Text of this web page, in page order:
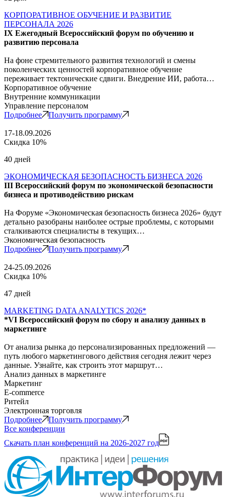
КОРПОРАТИВНОЕ ОБУЧЕНИЕ И РАЗВИТИЕ
ПЕРСОНАЛА 2026
IX Ежегодный Всероссийский форум по обучению и
развитию персонала
На фоне стремительного развития технологий и смены
поколенческих ценностей корпоративное обучение
переживает тектонические сдвиги. Внедрение ИИ, работа…
Корпоративное обучение
Внутренние коммуникации
Управление персоналом
Подробнее
Получить программу
17-18.09.2026
Скидка 10%
40 дней
ЭКОНОМИЧЕСКАЯ БЕЗОПАСНОСТЬ БИЗНЕСА 2026
III Всероссийский форум по экономической безопасности
бизнеса и противодействию рискам
На Форуме «Экономическая безопасность бизнеса 2026» будут
детально разобраны наиболее острые проблемы, с которыми
сталкиваются специалисты в текущих…
Экономическая безопасность
Подробнее
Получить программу
24-25.09.2026
Скидка 10%
47 дней
MARKETING DATA ANALYTICS 2026*
*VI Всероссийский форум по сбору и анализу данных в
маркетинге
От анализа рынка до персонализированных предложений —
путь любого маркетингового действия сегодня лежит через
данные. Узнайте, как строить этот маршрут…
Анализ данных в маркетинге
Маркетинг
E-commerce
Ритейл
Электронная торговля
Подробнее
Получить программу
Все конференции
Скачать план конференций на 2026-2027 год